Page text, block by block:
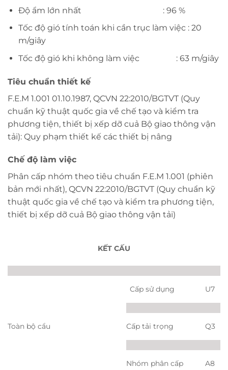
Độ ẩm lớn nhất : 96 %
Tốc độ gió tính toán khi cần trục làm việc : 20
m/giây
Tốc độ gió khi không làm việc : 63 m/giây
Tiêu chuẩn thiết kế
F.E.M 1.001 01.10.1987, QCVN 22:2010/BGTVT (Quy
chuẩn kỹ thuật quốc gia về chế tạo và kiểm tra
phương tiện, thiết bị xếp dỡ cuả Bộ giao thông vận
tải): Quy phạm thiết kế các thiết bị nâng
Chế độ làm việc
Phân cấp nhóm theo tiêu chuẩn F.E.M 1.001 (phiên
bản mới nhất), QCVN 22:2010/BGTVT (Quy chuẩn kỹ
thuật quốc gia về chế tạo và kiểm tra phương tiện,
thiết bị xếp dỡ cuả Bộ giao thông vận tải)
KẾT CẤU
Toàn bộ cẩu
Cấp sử dụng U7
Cấp tải trọng Q3
Nhóm phân cấp A8